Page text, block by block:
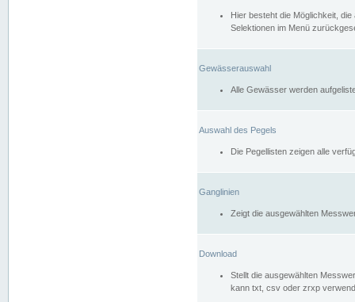
Hier besteht die Möglichkeit,
Selektionen im Menü
Gewässerauswahl
Alle Gewässer werden
Auswahl des Pegels
Die Pegellisten zeigen alle
Ganglinien
Zeigt die ausgewählten
Download
Stellt die ausgewählten
kann txt, csv oder zrxp